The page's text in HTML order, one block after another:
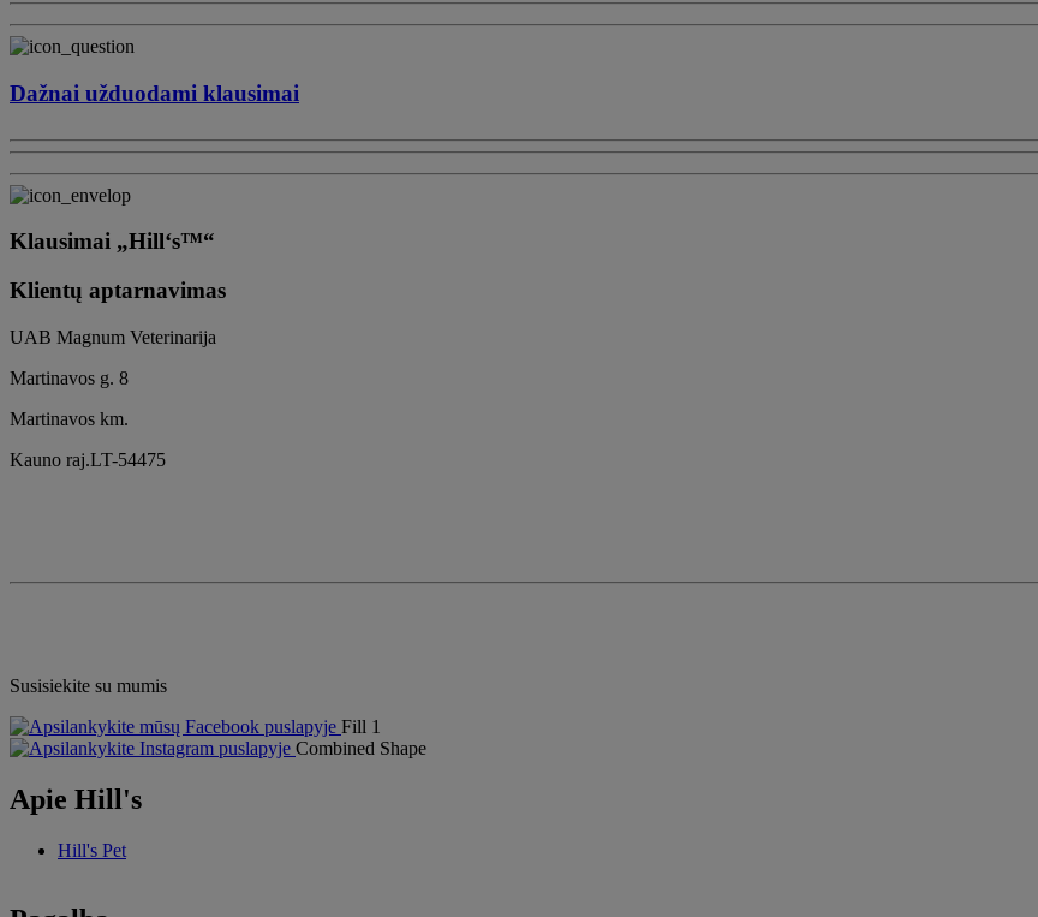
Dažnai užduodami klausimai
Klausimai „Hill‘s™“
Klientų aptarnavimas
UAB Magnum Veterinarija
Martinavos g. 8
Martinavos km.
Kauno raj.LT-54475
Susisiekite su mumis
Fill 1
Combined Shape
Apie Hill's
Hill's Pet